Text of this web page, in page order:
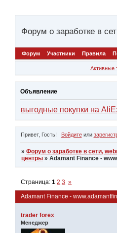
Форум о заработке в
Форум Участники Правила
Активные
Объявление
выгодные покупки на
Привет, Гость! Войдитеили
»Форум о заработке в сети,
центры »Adamant Finance -
Adamant Finance -
Страница:1 2 3 »
trader forex
Менеджер